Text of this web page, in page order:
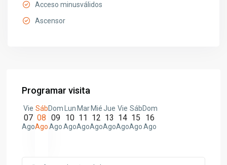
Acceso minusválidos
Ascensor
Programar visita
Vie
07
Ago
Sáb
08
Ago
Dom
09
Ago
Lun
10
Ago
Mar
11
Ago
Mié
12
Ago
Jue
13
Ago
Vie
14
Ago
Sáb
15
Ago
Dom
16
Ago